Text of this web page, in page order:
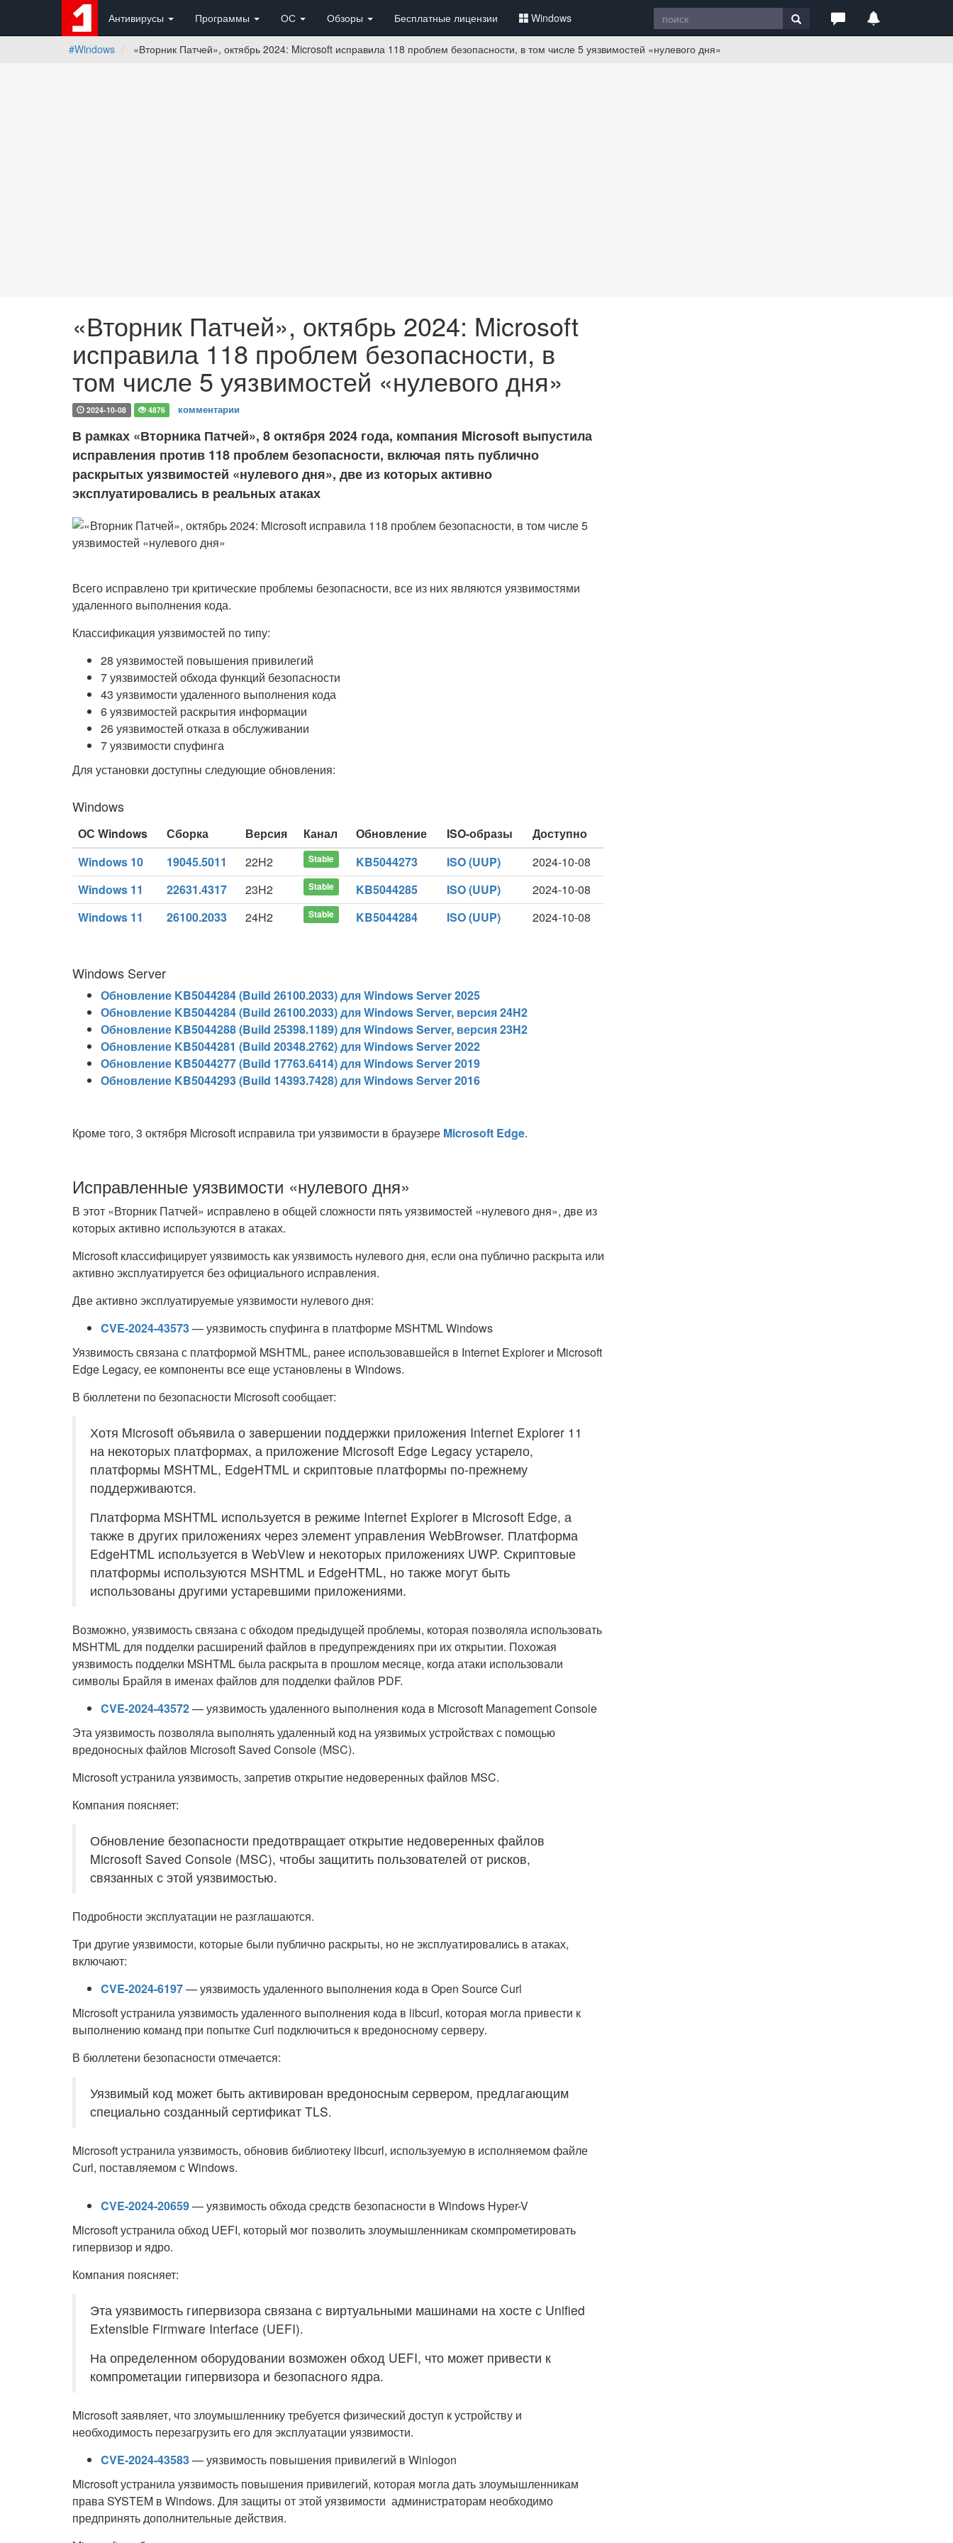
Антивирусы Программы ОС Обзоры Бесплатные лицензии Windows
#Windows «Вторник Патчей», октябрь 2024: Microsoft исправила 118 проблем безопасности, в том числе 5 уязвимостей «нулевого дня»
«Вторник Патчей», октябрь 2024: Microsoft
исправила 118 проблем безопасности, в
том числе 5 уязвимостей «нулевого дня»
2024-10-08 4876 комментарии
В рамках «Вторника Патчей», 8 октября 2024 года, компания Microsoft выпустила
исправления против 118 проблем безопасности, включая пять публично
раскрытых уязвимостей «нулевого дня», две из которых активно
эксплуатировались в реальных атаках
Всего исправлено три критические проблемы безопасности, все из них являются уязвимостями
удаленного выполнения кода.
Классификация уязвимостей по типу:
28 уязвимостей повышения привилегий
7 уязвимостей обхода функций безопасности
43 уязвимости удаленного выполнения кода
6 уязвимостей раскрытия информации
26 уязвимостей отказа в обслуживании
7 уязвимости спуфинга
Для установки доступны следующие обновления:
Windows
ОС Windows Сборка Версия Канал Обновление ISO-образы
Доступно
Windows 10
19045.5011 22H2 Stable KB5044273 ISO (UUP)
2024-10-08
Windows 11
22631.4317 23H2 Stable KB5044285 ISO (UUP)
2024-10-08
Windows 11
26100.2033 24H2 Stable KB5044284 ISO (UUP) 2024-10-08
Windows Server
Обновление KB5044284 (Build 26100.2033) для Windows Server 2025
Обновление KB5044284 (Build 26100.2033) для Windows Server, версия 24H2
Обновление KB5044288 (Build 25398.1189) для Windows Server, версия 23H2
Обновление KB5044281 (Build 20348.2762) для Windows Server 2022
Обновление KB5044277 (Build 17763.6414) для Windows Server 2019
Обновление KB5044293 (Build 14393.7428) для Windows Server 2016
Кроме того, 3 октября Microsoft исправила три уязвимости в браузере Microsoft Edge.
Исправленные уязвимости «нулевого дня»
В этот «Вторник Патчей» исправлено в общей сложности пять уязвимостей «нулевого дня», две из
которых активно используются в атаках.
Microsoft классифицирует уязвимость как уязвимость нулевого дня, если она публично раскрыта или
активно эксплуатируется без официального исправления.
Две активно эксплуатируемые уязвимости нулевого дня:
CVE-2024-43573— уязвимость спуфинга в платформе MSHTML Windows
Уязвимость связана с платформой MSHTML, ранее использовавшейся в Internet Explorer и Microsoft
Edge Legacy, ее компоненты все еще установлены в Windows.
В бюллетени по безопасности Microsoft сообщает:
Хотя Microsoft объявила о завершении поддержки приложения Internet Explorer 11
на некоторых платформах, а приложение Microsoft Edge Legacy устарело,
платформы MSHTML, EdgeHTML и скриптовые платформы по-прежнему
поддерживаются.
Платформа MSHTML используется в режиме Internet Explorer в Microsoft Edge, а
также в других приложениях через элемент управления WebBrowser. Платформа
EdgeHTML используется в WebView и некоторых приложениях UWP. Скриптовые
платформы используются MSHTML и EdgeHTML, но также могут быть
использованы другими устаревшими приложениями.
Возможно, уязвимость связана с обходом предыдущей проблемы, которая позволяла использовать
MSHTML для подделки расширений файлов в предупреждениях при их открытии. Похожая
уязвимость подделки MSHTML была раскрыта в прошлом месяце, когда атаки использовали
символы Брайля в именах файлов для подделки файлов PDF.
CVE-2024-43572— уязвимость удаленного выполнения кода в Microsoft Management Console
Эта уязвимость позволяла выполнять удаленный код на уязвимых устройствах с помощью
вредоносных файлов Microsoft Saved Console (MSC).
Microsoft устранила уязвимость, запретив открытие недоверенных файлов MSC.
Компания поясняет:
Обновление безопасности предотвращает открытие недоверенных файлов
Microsoft Saved Console (MSC), чтобы защитить пользователей от рисков,
связанных с этой уязвимостью.
Подробности эксплуатации не разглашаются.
Три другие уязвимости, которые были публично раскрыты, но не эксплуатировались в атаках,
включают:
CVE-2024-6197— уязвимость удаленного выполнения кода в Open Source Curl
Microsoft устранила уязвимость удаленного выполнения кода в libcurl, которая могла привести к
выполнению команд при попытке Curl подключиться к вредоносному серверу.
В бюллетени безопасности отмечается:
Уязвимый код может быть активирован вредоносным сервером, предлагающим
специально созданный сертификат TLS.
Microsoft устранила уязвимость, обновив библиотеку libcurl, используемую в исполняемом файле
Curl, поставляемом с Windows.
CVE-2024-20659— уязвимость обхода средств безопасности в Windows Hyper-V
Microsoft устранила обход UEFI, который мог позволить злоумышленникам скомпрометировать
гипервизор и ядро.
Компания поясняет:
Эта уязвимость гипервизора связана с виртуальными машинами на хосте с Unified
Extensible Firmware Interface (UEFI).
На определенном оборудовании возможен обход UEFI, что может привести к
компрометации гипервизора и безопасного ядра.
Microsoft заявляет, что злоумышленнику требуется физический доступ к устройству и
необходимость перезагрузить его для эксплуатации уязвимости.
CVE-2024-43583— уязвимость повышения привилегий в Winlogon
Microsoft устранила уязвимость повышения привилегий, которая могла дать злоумышленникам
права SYSTEM в Windows. Для защиты от этой уязвимости администраторам необходимо
предпринять дополнительные действия.